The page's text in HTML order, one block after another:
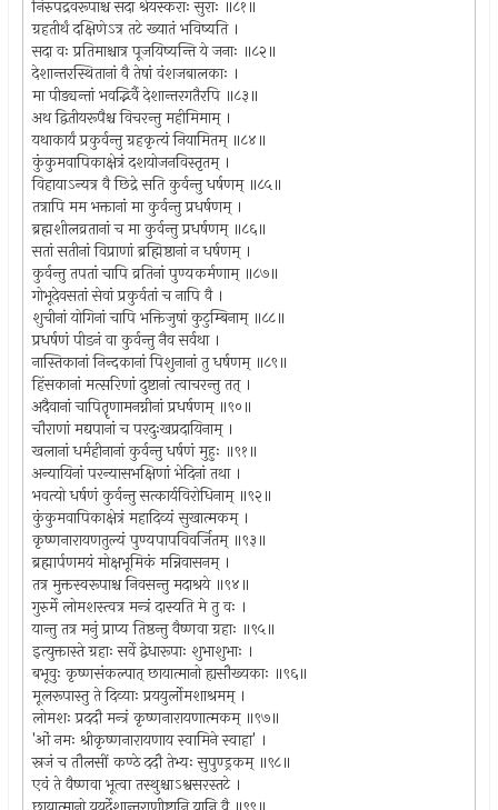
निरुपद्रवरूपाश्च सदा श्रेयस्कराः सुराः ॥८१॥
ग्रहतीर्थं दक्षिणेऽत्र तटे ख्यातं भविष्यति ।
सदा वः प्रतिमाश्चात्र पूजयिष्यन्ति ये जनाः ॥८२॥
देशान्तरस्थितानां वै तेषां वंशजबालकाः ।
मा पीड्यन्तां भवद्भिर्वै देशान्तरगतैरपि ॥८३॥
अथ द्वितीयरूपैश्च विचरन्तु महीमिमाम् ।
यथाकार्यं प्रकुर्वन्तु ग्रहकृत्यं नियामितम् ॥८४॥
कुंकुमवापिकाक्षेत्रं दशयोजनविस्तृतम् ।
विहायाऽन्यत्र वै छिद्रे सति कुर्वन्तु धर्षणम् ॥८५॥
तत्रापि मम भक्तानां मा कुर्वन्तु प्रधर्षणम् ।
ब्रह्मशीलव्रतानां च मा कुर्वन्तु प्रधर्षणम् ॥८६॥
सतां सतीनां विप्राणां ब्रह्मिष्ठानां न धर्षणम् ।
कुर्वन्तु तपतां चापि व्रतिनां पुण्यकर्मणाम् ॥८७॥
गोभूदेवसतां सेवां प्रकुर्वतां च नापि वै ।
शुचीनां योगिनां चापि भक्तिजुषां कुटुम्बिनाम् ॥८८॥
प्रधर्षणं पीडनं वा कुर्वन्तु नैव सर्वथा ।
नास्तिकानां निन्दकानां पिशुनानां तु धर्षणम् ॥८९॥
हिंसकानां मत्सरिणां दुष्टानां त्वाचरन्तु तत् ।
अदैवानां चापितॄणामनग्नीनां प्रधर्षणम् ॥९०॥
चौराणां मद्यपानां च परदुःखप्रदायिनाम् ।
खलानां धर्महीनानां कुर्वन्तु धर्षणं मुहुः ॥९१॥
अन्यायिनां परन्यासभक्षिणां भेदिनां तथा ।
भवत्यो धर्षणं कुर्वन्तु सत्कार्यविरोधिनाम् ॥९२॥
कुंकुमवापिकाक्षेत्रं महादिव्यं सुखात्मकम् ।
कृष्णनारायणतुल्यं पुण्यपापविवर्जितम् ॥९३॥
ब्रह्मार्पणमयं मोक्षभूमिकं मन्निवासनम् ।
तत्र मुक्तस्वरूपाश्च निवसन्तु मदाश्रये ॥९४॥
गुरुर्मे लोमशस्त्वत्र मन्त्रं दास्यति मे तु वः ।
यान्तु तत्र मनुं प्राप्य तिष्ठन्तु वैष्णवा ग्रहाः ॥९५॥
इत्युक्तास्ते ग्रहाः सर्वे द्वेधारूपाः शुभाशुभाः ।
बभूवुः कृष्णसंकल्पात् छायात्मानो ह्यसौख्यकाः ॥९६॥
मूलरूपास्तु ते दिव्याः प्रययुर्लोमशाश्रमम् ।
लोमशः प्रददौ मन्त्रं कृष्णनारायणात्मकम् ॥९७॥
'ओं नमः श्रीकृष्णनारायणाय स्वामिने स्वाहा' ।
स्रजं च तौलसीं कण्ठे ददौ तेभ्यः सुपुण्ड्रकम् ॥९८॥
एवं ते वैष्णवा भूत्वा तस्थुश्चाऽश्वसरस्तटे ।